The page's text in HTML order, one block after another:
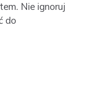
Nie ignoruj
do